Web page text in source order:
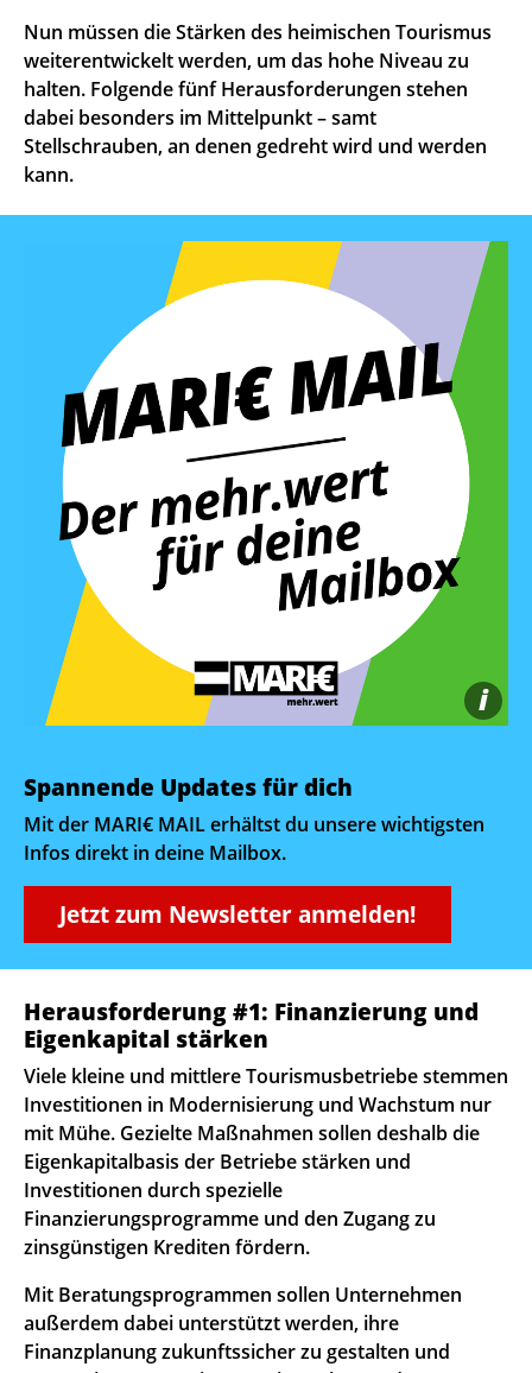
Nun müssen die Stärken des heimischen Tourismus
weiterentwickelt werden, um das hohe Niveau zu
halten. Folgende fünf Herausforderungen stehen
dabei besonders im Mittelpunkt – samt
Stellschrauben, an denen gedreht wird und werden
kann.
i
Spannende Updates für dich
Mit der MARI€ MAIL erhältst du unsere wichtigsten
Infos direkt in deine Mailbox.
Jetzt zum Newsletter anmelden!
Herausforderung #1: Finanzierung und
Eigenkapital stärken
Viele kleine und mittlere Tourismusbetriebe stemmen
Investitionen in Modernisierung und Wachstum nur
mit Mühe. Gezielte Maßnahmen sollen deshalb die
Eigenkapitalbasis der Betriebe stärken und
Investitionen durch spezielle
Finanzierungsprogramme und den Zugang zu
zinsgünstigen Krediten fördern.
Mit Beratungsprogrammen sollen Unternehmen
außerdem dabei unterstützt werden, ihre
Finanzplanung zukunftssicher zu gestalten und